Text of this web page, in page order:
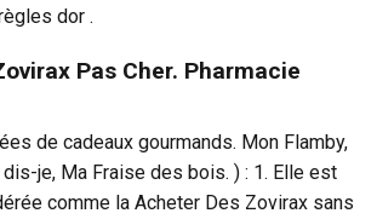
dor .
Pas Cher. Pharmacie
de cadeaux gourmands. Mon Flamby,
je, Ma Fraise des bois. ) : 1. Elle est
comme la Acheter Des Zovirax sans